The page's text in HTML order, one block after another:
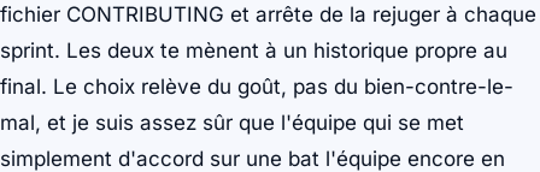
fichier CONTRIBUTING et arrête de la rejuger à chaque
sprint. Les deux te mènent à un historique propre au
final. Le choix relève du goût, pas du bien-contre-le-
mal, et je suis assez sûr que l'équipe qui se met
simplement d'accord sur une bat l'équipe encore en